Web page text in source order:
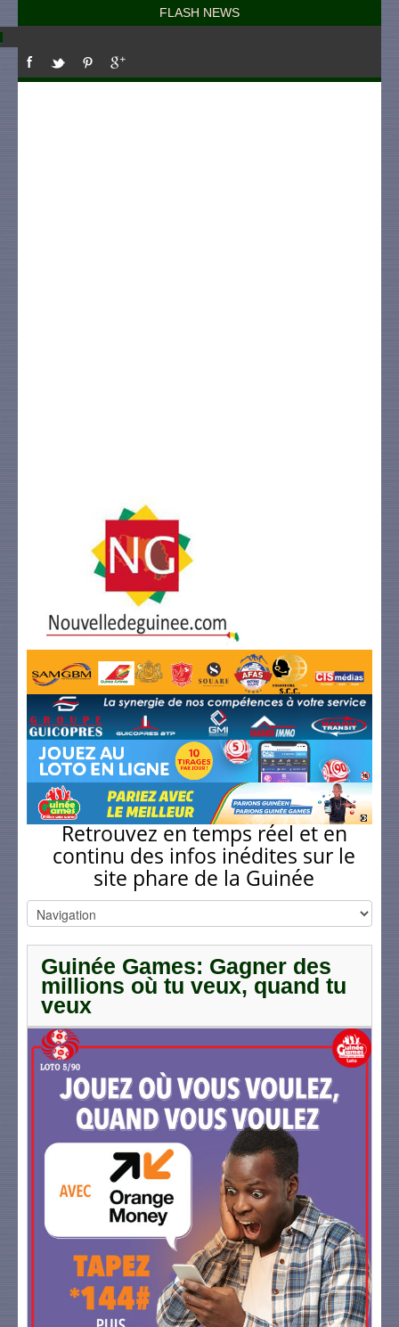
FLASH NEWS
Retrouvez en temps réel et en
continu des infos inédites sur le
site phare de la Guinée
Guinée Games: Gagner des
millions où tu veux, quand tu
veux